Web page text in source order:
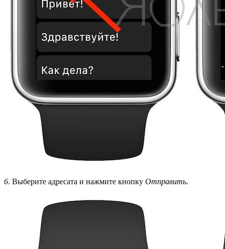
6. Выберите адресата и нажмите кнопку Отправить.